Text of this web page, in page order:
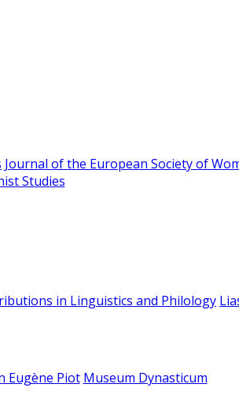
Journal of the European Society of
Studies
in Linguistics and Philology
Eugène Piot Museum Dynasticum